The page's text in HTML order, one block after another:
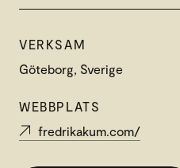
VERKSAM
Göteborg, Sverige
WEBBPLATS
fredrikakum.com/